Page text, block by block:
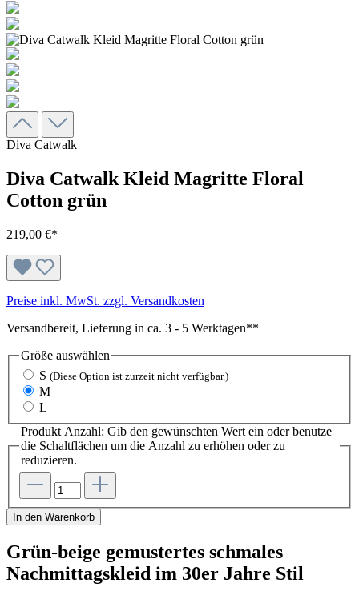
Diva Catwalk
Diva Catwalk Kleid Magritte Floral
Cotton grün
219,00 €*
Preise inkl. MwSt. zzgl. Versandkosten
Versandbereit, Lieferung in ca. 3 - 5 Werktagen**
Größe auswählen
S (Diese Option ist zurzeit nicht verfügbar.)
M
L
Produkt Anzahl: Gib den gewünschten Wert ein oder benutze
die Schaltflächen um die Anzahl zu erhöhen oder zu
reduzieren.
In den Warenkorb
Grün-beige gemustertes schmales
Nachmittagskleid im 30er Jahre Stil